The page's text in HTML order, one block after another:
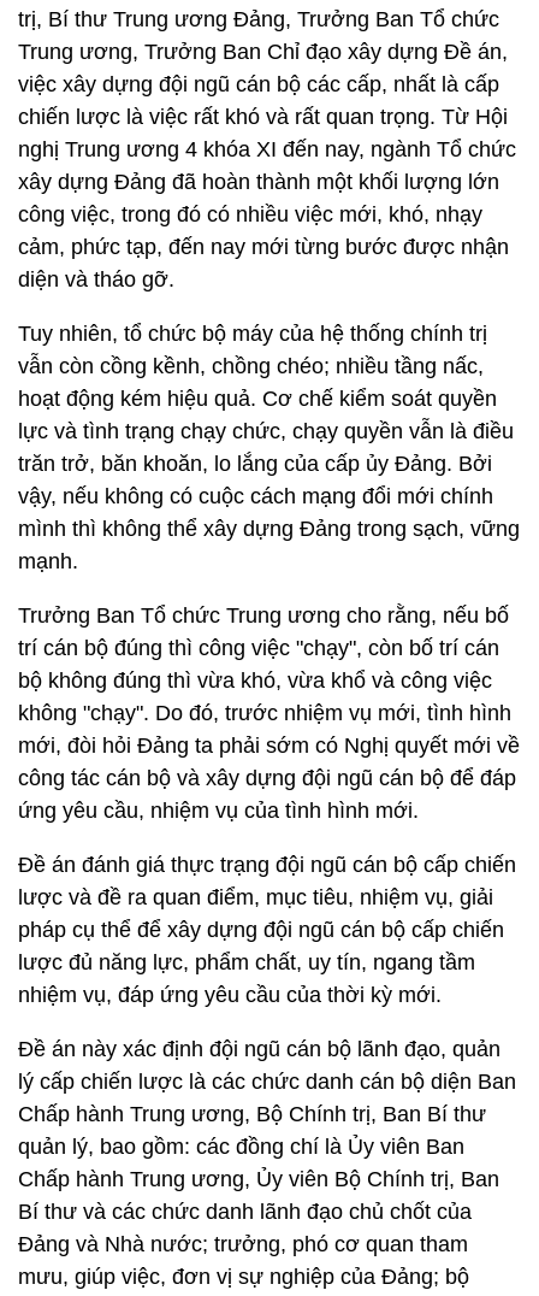
trị, Bí thư Trung ương Đảng, Trưởng Ban Tổ chức
Trung ương, Trưởng Ban Chỉ đạo xây dựng Đề án,
việc xây dựng đội ngũ cán bộ các cấp, nhất là cấp
chiến lược là việc rất khó và rất quan trọng. Từ Hội
nghị Trung ương 4 khóa XI đến nay, ngành Tổ chức
xây dựng Đảng đã hoàn thành một khối lượng lớn
công việc, trong đó có nhiều việc mới, khó, nhạy
cảm, phức tạp, đến nay mới từng bước được nhận
diện và tháo gỡ.
Tuy nhiên, tổ chức bộ máy của hệ thống chính trị
vẫn còn cồng kềnh, chồng chéo; nhiều tầng nấc,
hoạt động kém hiệu quả. Cơ chế kiểm soát quyền
lực và tình trạng chạy chức, chạy quyền vẫn là điều
trăn trở, băn khoăn, lo lắng của cấp ủy Đảng. Bởi
vậy, nếu không có cuộc cách mạng đổi mới chính
mình thì không thể xây dựng Đảng trong sạch, vững
mạnh.
Trưởng Ban Tổ chức Trung ương cho rằng, nếu bố
trí cán bộ đúng thì công việc "chạy", còn bố trí cán
bộ không đúng thì vừa khó, vừa khổ và công việc
không "chạy". Do đó, trước nhiệm vụ mới, tình hình
mới, đòi hỏi Đảng ta phải sớm có Nghị quyết mới về
công tác cán bộ và xây dựng đội ngũ cán bộ để đáp
ứng yêu cầu, nhiệm vụ của tình hình mới.
Đề án đánh giá thực trạng đội ngũ cán bộ cấp chiến
lược và đề ra quan điểm, mục tiêu, nhiệm vụ, giải
pháp cụ thể để xây dựng đội ngũ cán bộ cấp chiến
lược đủ năng lực, phẩm chất, uy tín, ngang tầm
nhiệm vụ, đáp ứng yêu cầu của thời kỳ mới.
Đề án này xác định đội ngũ cán bộ lãnh đạo, quản
lý cấp chiến lược là các chức danh cán bộ diện Ban
Chấp hành Trung ương, Bộ Chính trị, Ban Bí thư
quản lý, bao gồm: các đồng chí là Ủy viên Ban
Chấp hành Trung ương, Ủy viên Bộ Chính trị, Ban
Bí thư và các chức danh lãnh đạo chủ chốt của
Đảng và Nhà nước; trưởng, phó cơ quan tham
mưu, giúp việc, đơn vị sự nghiệp của Đảng; bộ